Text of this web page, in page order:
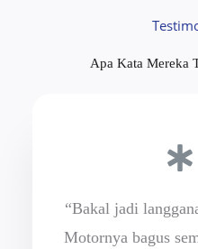
Apa Kata Mereka
“Bakal jadi
Motornya bagus